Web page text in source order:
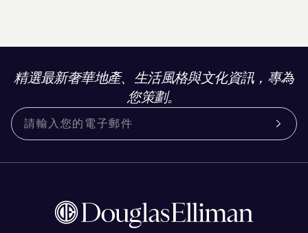
精選最新奢華地產、生活風格與文化資訊，專為
您策劃。